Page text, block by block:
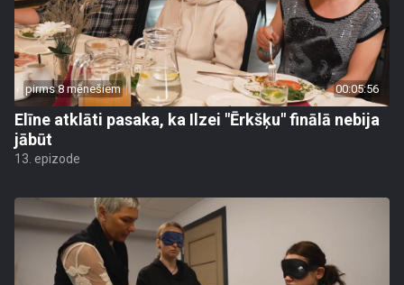
pirms 8 mēnešiem 00:05:56
Elīne atklāti pasaka, ka Ilzei "Ērkšķu" finālā nebija
jābūt
13. epizode